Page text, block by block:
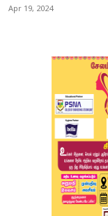
Apr 19, 2024